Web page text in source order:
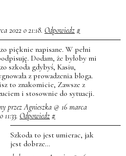
2022 o 21:18. Odpowiedz #
pięknie napisane. W pełni
Dodam, że byłoby mi
szkoda gdybyś, Kasiu,
z prowadzenia bloga.
to znakomicie, Zawsze z
i stosownie do sytuacji.
przez Agnieszka @ 16 marca
11:33. Odpowiedz #
Szkoda to jest umierac, jak
jest dobrze…